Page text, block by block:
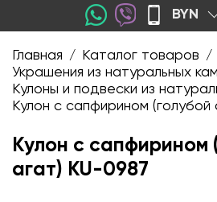
BYN
Главная / Каталог товаров /
Украшения из натуральных
Кулоны и подвески из
Кулон с сапфирином (голубой
Кулон с сапфирином
агат) KU-0987